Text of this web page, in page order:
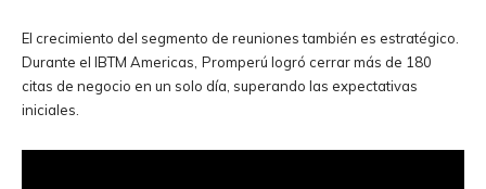
El crecimiento del segmento de reuniones también es estratégico.
Durante el IBTM Americas, Promperú logró cerrar más de 180
citas de negocio en un solo día, superando las expectativas
iniciales.